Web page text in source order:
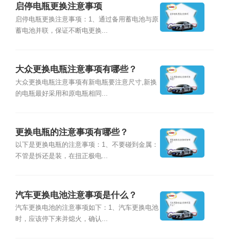
启停电瓶更换注意事项
启停电瓶更换注意事项：1、通过备用蓄电池与原
蓄电池并联，保证不断电更换...
大众更换电瓶注意事项有哪些？
大众更换电瓶注意事项有新电瓶要注意尺寸,新换
的电瓶最好采用和原电瓶相同...
更换电瓶的注意事项有哪些？
以下是更换电瓶的注意事项：1、不要碰到金属：
不管是拆还是装，在扭正极电...
汽车更换电池注意事项是什么？
汽车更换电池的注意事项如下：1、汽车更换电池
时，应该停下来并熄火，确认...